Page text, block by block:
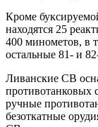
Кроме
находятся 25
400 минометов, в
остальные 81- и
Ливанские СВ
противотанковых
ручные
безоткатные